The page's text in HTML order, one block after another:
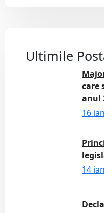
Ultimile
care
anul
16
14